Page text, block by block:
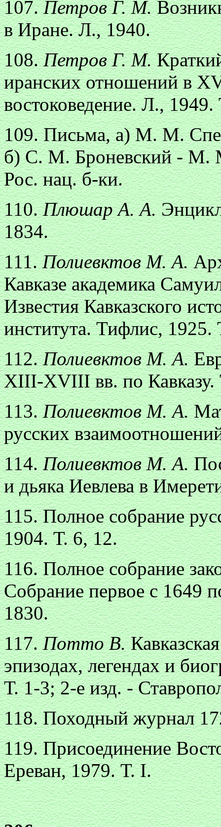
107.Петров Г. М.
в Иране. Л., 1940.
108.Петров Г. М.
иранских отношений в
востоковедение. Л., 1949.
109. Письма, а) М. М.
б) С. М. Броневский - М.
Рос. нац. б-ки.
110.Плюшар А. А.
1834.
111.Полиевктов М. А.
Кавказе академика
Известия Кавказского
института. Тифлис,
112.Полиевктов М. А.
XIII-XVIII вв. по Кавказу.
113.Полиевктов М. А.
русских
114.Полиевктов М. А.
и дьяка Иевлева в
115. Полное собрание
1904. Т. 6, 12.
116. Полное собрание
Собрание первое с 1649
1830.
117.Потто В.
эпизодах, легендах и
Т. 1-3; 2-е изд. -
118. Походный журнал
119. Присоединение
Ереван, 1979. Т. I.